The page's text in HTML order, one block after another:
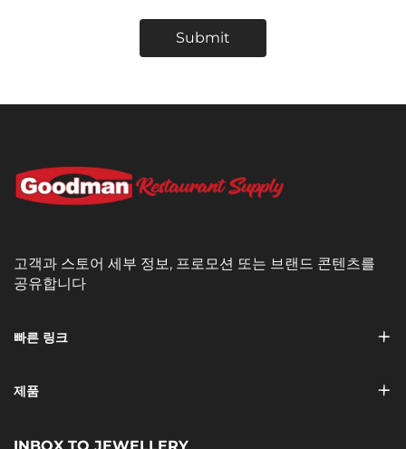
Submit
고객과 스토어 세부 정보, 프로모션 또는 브랜드 콘텐츠를
공유합니다
빠른 링크
제품